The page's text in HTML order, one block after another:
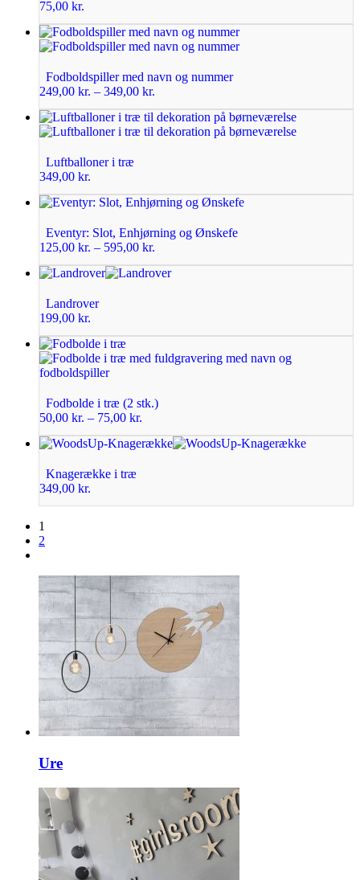
75,00 kr.
Fodboldspiller med navn og nummer
249,00 kr. – 349,00 kr.
Luftballoner i træ
349,00 kr.
Eventyr: Slot, Enhjørning og Ønskefe
125,00 kr. – 595,00 kr.
Landrover
199,00 kr.
Fodbolde i træ (2 stk.)
50,00 kr. – 75,00 kr.
Knagerække i træ
349,00 kr.
1
2
Ure